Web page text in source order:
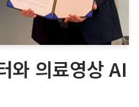
와 의료영상 AI